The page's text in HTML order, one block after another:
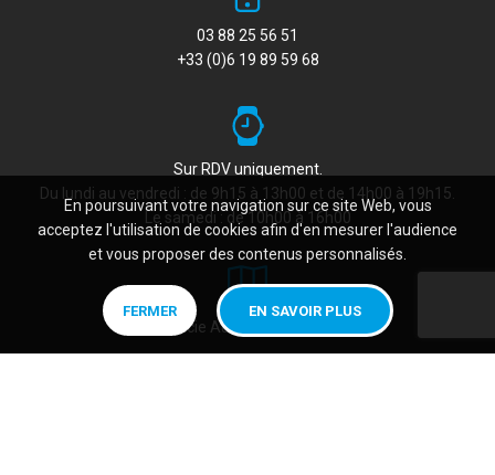
03 88 25 56 51
+33 (0)6 19 89 59 68
Sur RDV uniquement.
Du lundi au vendredi : de 9h15 à 13h00 et de 14h00 à 19h15.
Le samedi : de 10h00 à 16h00
11, rue Lucie Aubrac, 67150 ERSTEIN
En poursuivant votre navigation sur ce site Web, vous
acceptez l'utilisation de cookies afin d'en mesurer l'audience
et vous proposer des contenus personnalisés.
FERMER EN SAVOIR PLUS